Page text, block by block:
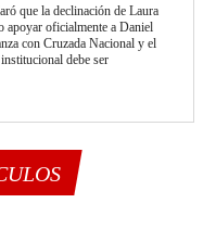
que la declinación de Laura
apoyar oficialmente a Daniel
con Cruzada Nacional y el
debe ser